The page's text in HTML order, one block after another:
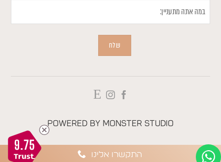
אתה
שלח
Powered by Monster Studio
התקשרו אלינו
9.75